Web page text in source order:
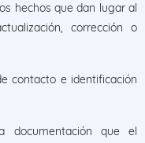
hechos que dan lugar al
corrección o
contacto e identificación
documentación que el